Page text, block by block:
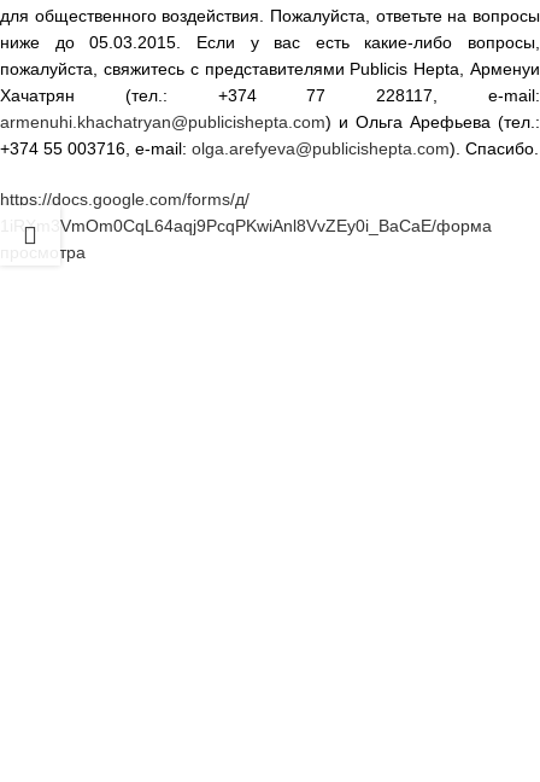
для общественного воздействия. Пожалуйста, ответьте на вопросы
ниже до 05.03.2015. Если у вас есть какие-либо вопросы,
пожалуйста, свяжитесь с представителями Publicis Hepta, Арменуи
Хачатрян (тел.: +374 77 228117, e-mail:
armenuhi.khachatryan@publicishepta.com) и Ольга Арефьева (тел.:
+374 55 003716, e-mail: olga.arefyeva@publicishepta.com). Спасибо.
https://docs.google.com/forms/д/
1iRXm3VmOm0CqL64aqj9PcqPKwiAnl8VvZEy0i_BaCaE/форма
просмотра